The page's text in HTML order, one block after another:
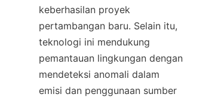
keberhasilan proyek
pertambangan baru. Selain itu,
teknologi ini mendukung
pemantauan lingkungan dengan
mendeteksi anomali dalam
emisi dan penggunaan sumber